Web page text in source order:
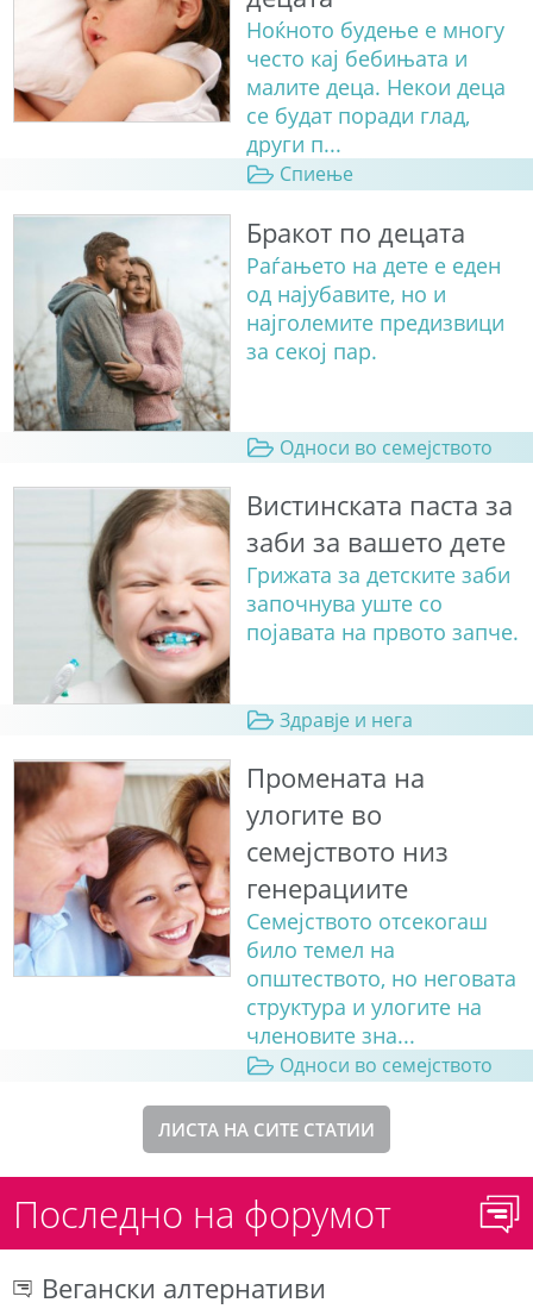
Ноќното будење е многу
често кај бебињата и
малите деца. Некои деца
се будат поради глад,
други п...
Спиење
Бракот по децата
Раѓањето на дете е еден
од најубавите, но и
најголемите предизвици
за секој пар.
Односи во семејството
Вистинската паста за
заби за вашето дете
Грижата за детските заби
започнува уште со
појавата на првото запче.
Здравје и нега
Промената на
улогите во
семејството низ
генерациите
Семејството отсекогаш
било темел на
општеството, но неговата
структура и улогите на
членовите зна...
Односи во семејството
ЛИСТА НА СИТЕ СТАТИИ
Последно на форумот
Вегански алтернативи